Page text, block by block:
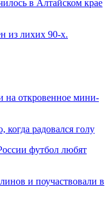
в Алтайском крае
из лихих 90-х.
на откровенное мини-
радовался голу
футбол любят
и поучаствовали в